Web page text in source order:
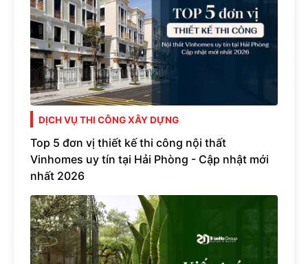
DỊCH VỤ THI CÔNG XÂY DỰNG
Top 5 đơn vị thiết kế thi công nội thất
Vinhomes uy tín tại Hải Phòng - Cập nhật mới
nhất 2026